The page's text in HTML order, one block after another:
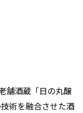
舗酒蔵「日の丸醸
術を融合させた酒